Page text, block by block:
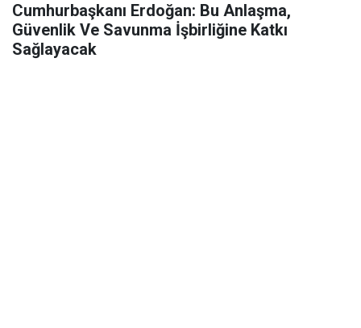
Cumhurbaşkanı Erdoğan: Bu Anlaşma,
Güvenlik Ve Savunma İşbirliğine Katkı
Sağlayacak